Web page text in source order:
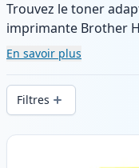
Trouvez le toner
imprimante Brother
notre gamme de
et haute capacité.
d’impression
rapide depuis un
En savoir plus
Filtres
Produits